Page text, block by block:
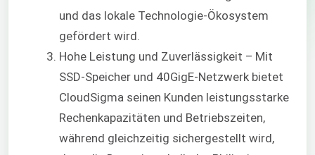
und das lokale Technologie-Ökosystem
gefördert wird.
Hohe Leistung und Zuverlässigkeit – Mit
SSD-Speicher und 40GigE-Netzwerk bietet
CloudSigma seinen Kunden leistungsstarke
Rechenkapazitäten und Betriebszeiten,
während gleichzeitig sichergestellt wird,